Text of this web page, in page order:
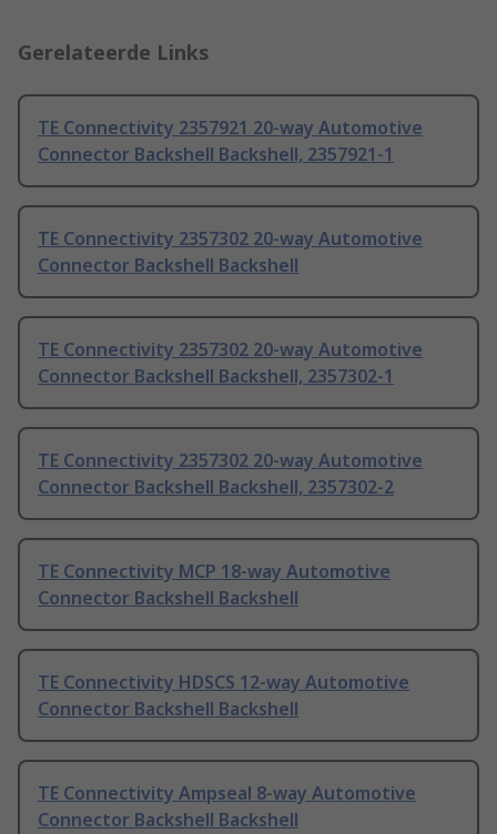
Gerelateerde Links
TE Connectivity 2357921 20-way Automotive
Connector Backshell Backshell, 2357921-1
TE Connectivity 2357302 20-way Automotive
Connector Backshell Backshell
TE Connectivity 2357302 20-way Automotive
Connector Backshell Backshell, 2357302-1
TE Connectivity 2357302 20-way Automotive
Connector Backshell Backshell, 2357302-2
TE Connectivity MCP 18-way Automotive
Connector Backshell Backshell
TE Connectivity HDSCS 12-way Automotive
Connector Backshell Backshell
TE Connectivity Ampseal 8-way Automotive
Connector Backshell Backshell